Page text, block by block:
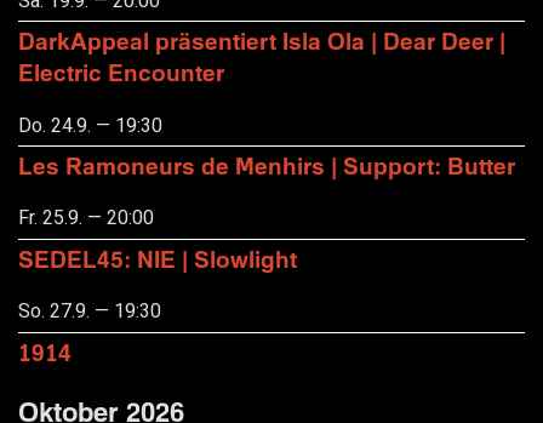
DarkAppeal präsentiert Isla Ola | Dear Deer |
Electric Encounter
Do. 24.9. — 19:30
Les Ramoneurs de Menhirs | Support: Butter
Fr. 25.9. — 20:00
SEDEL45: NIE | Slowlight
So. 27.9. — 19:30
1914
Oktober 2026